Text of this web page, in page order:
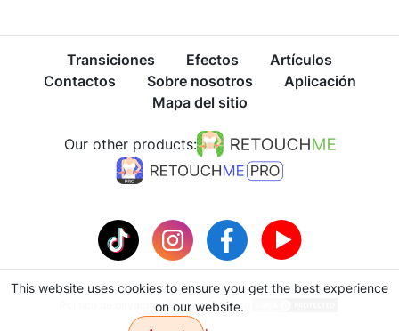
Transiciones Efectos
Artículos
Contactos
Sobre nosotros
Aplicación
Mapa del sitio
Política de privacidadTérminos de Uso
Our other products:
This website uses cookies to ensure you get the best experience
on our website.